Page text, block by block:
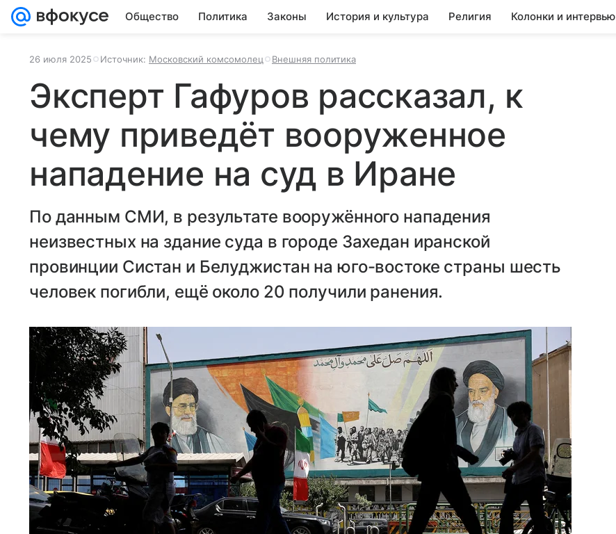
Общество Политика Законы История и культура Религия Колонки и интервью
26 июля 2025 Источник: Московский комсомолец Внешняя политика
Эксперт Гафуров рассказал, к
чему приведёт вооруженное
нападение на суд в Иране
По данным СМИ, в результате вооружённого нападения
неизвестных на здание суда в городе Захедан иранской
провинции Систан и Белуджистан на юго-востоке страны шесть
человек погибли, ещё около 20 получили ранения.